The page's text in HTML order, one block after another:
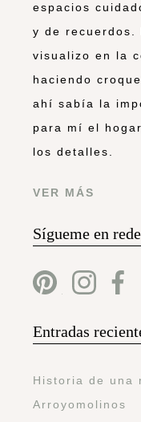
espacios
y de recuerdos.
visualizo en la
haciendo
ahí sabía la
para mí el
los detalles.
VER MÁS
Sígueme en
Entradas
Historia de una
Arroyomolinos